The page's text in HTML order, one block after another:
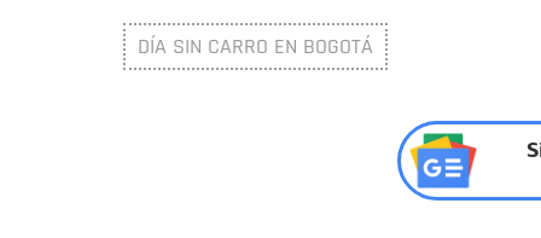
DÍA SIN CARRO EN BOGOTÁ